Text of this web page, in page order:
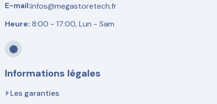
E-mail:infos@megastoretech.fr
Heure: 8:00 - 17:00, Lun - Sam
Informations légales
Les garanties